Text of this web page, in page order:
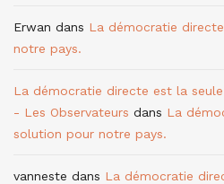
Erwan dans La démocratie
notre pays.
La démocratie directe est la
- Les Observateurs dans La
solution pour notre pays.
vanneste dans La démocratie